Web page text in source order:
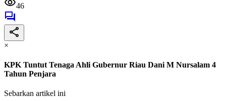
46
×
KPK Tuntut Tenaga Ahli Gubernur Riau Dani M Nursalam 4
Tahun Penjara
Sebarkan artikel ini